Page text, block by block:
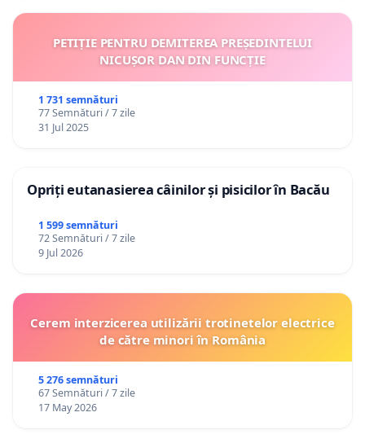
PETIȚIE PENTRU DEMITEREA PREȘEDINTELUI
NICUȘOR DAN DIN FUNCȚIE
1 731 semnături
77 Semnături / 7 zile
31 Jul 2025
Opriți eutanasierea câinilor și pisicilor în Bacău
1 599 semnături
72 Semnături / 7 zile
9 Jul 2026
Cerem interzicerea utilizării trotinetelor electrice
de către minori în România
5 276 semnături
67 Semnături / 7 zile
17 May 2026